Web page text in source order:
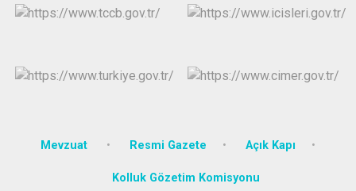
Mevzuat Resmi Gazete Açık Kapı
Kolluk Gözetim Komisyonu